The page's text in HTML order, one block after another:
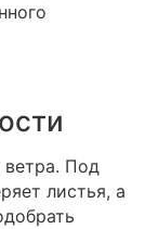
ветра. Под
листья, а